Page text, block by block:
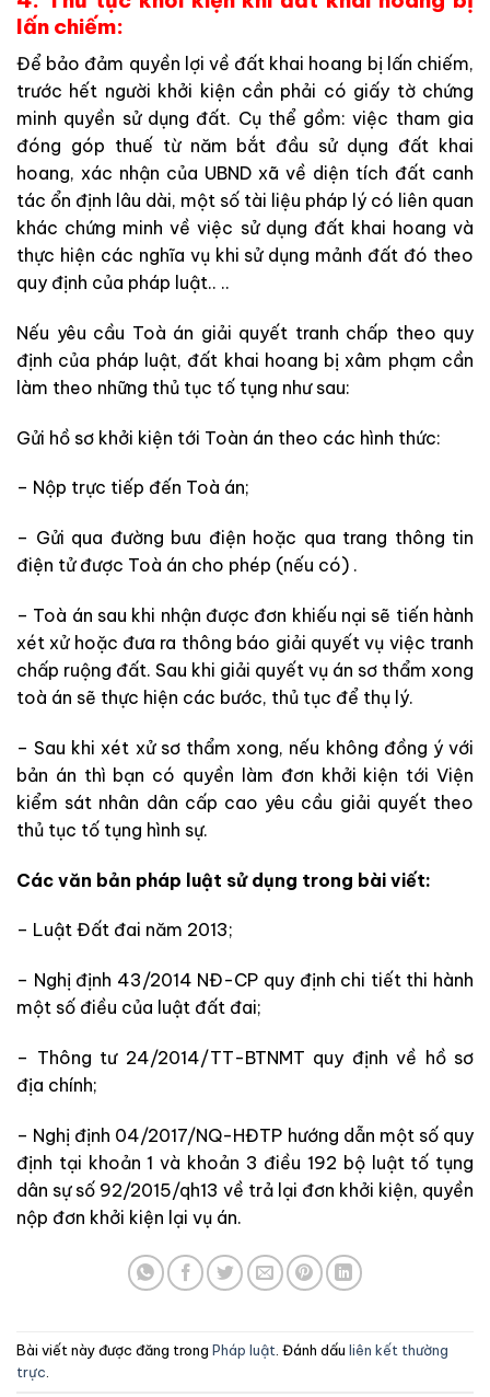
lấn chiếm:
Để bảo đảm quyền lợi về đất khai hoang bị lấn chiếm,
trước hết người khởi kiện cần phải có giấy tờ chứng
minh quyền sử dụng đất. Cụ thể gồm: việc tham gia
đóng góp thuế từ năm bắt đầu sử dụng đất khai
hoang, xác nhận của UBND xã về diện tích đất canh
tác ổn định lâu dài, một số tài liệu pháp lý có liên quan
khác chứng minh về việc sử dụng đất khai hoang và
thực hiện các nghĩa vụ khi sử dụng mảnh đất đó theo
quy định của pháp luật.. ..
Nếu yêu cầu Toà án giải quyết tranh chấp theo quy
định của pháp luật, đất khai hoang bị xâm phạm cần
làm theo những thủ tục tố tụng như sau:
Gửi hồ sơ khởi kiện tới Toàn án theo các hình thức:
– Nộp trực tiếp đến Toà án;
– Gửi qua đường bưu điện hoặc qua trang thông tin
điện tử được Toà án cho phép (nếu có) .
– Toà án sau khi nhận được đơn khiếu nại sẽ tiến hành
xét xử hoặc đưa ra thông báo giải quyết vụ việc tranh
chấp ruộng đất. Sau khi giải quyết vụ án sơ thẩm xong
toà án sẽ thực hiện các bước, thủ tục để thụ lý.
– Sau khi xét xử sơ thẩm xong, nếu không đồng ý với
bản án thì bạn có quyền làm đơn khởi kiện tới Viện
kiểm sát nhân dân cấp cao yêu cầu giải quyết theo
thủ tục tố tụng hình sự.
Các văn bản pháp luật sử dụng trong bài viết:
– Luật Đất đai năm 2013;
– Nghị định 43/2014 NĐ-CP quy định chi tiết thi hành
một số điều của luật đất đai;
– Thông tư 24/2014/TT-BTNMT quy định về hồ sơ
địa chính;
– Nghị định 04/2017/NQ-HĐTP hướng dẫn một số quy
định tại khoản 1 và khoản 3 điều 192 bộ luật tố tụng
dân sự số 92/2015/qh13 về trả lại đơn khởi kiện, quyền
nộp đơn khởi kiện lại vụ án.
Bài viết này được đăng trong Pháp luật . Đánh dấu liên kết thường
trực